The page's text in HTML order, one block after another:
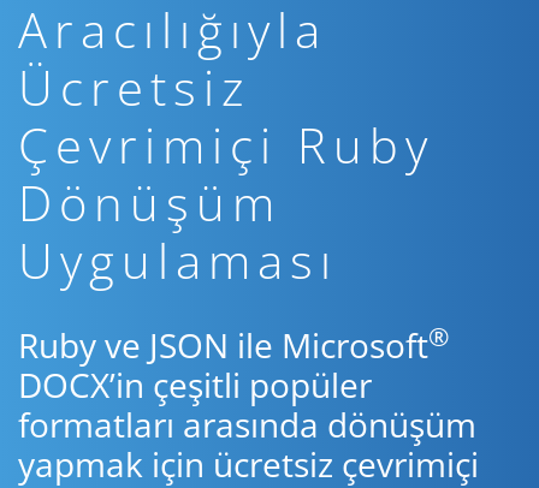
Aracılığıyla
Ücretsiz
Çevrimiçi Ruby
Dönüşüm
Uygulaması
Ruby ve JSON ile Microsoft®
DOCX’in çeşitli popüler
formatları arasında dönüşüm
yapmak için ücretsiz çevrimiçi